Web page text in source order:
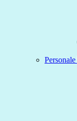
Personale